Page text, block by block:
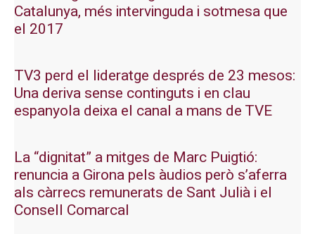
Catalunya, més intervinguda i sotmesa que
el 2017
TV3 perd el lideratge després de 23 mesos:
Una deriva sense continguts i en clau
espanyola deixa el canal a mans de TVE
La “dignitat” a mitges de Marc Puigtió:
renuncia a Girona pels àudios però s’aferra
als càrrecs remunerats de Sant Julià i el
Consell Comarcal